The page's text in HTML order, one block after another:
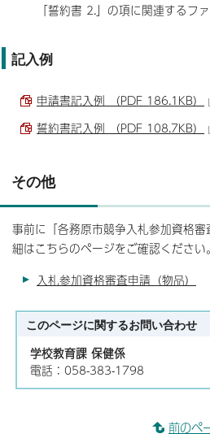
「誓約書 2.」の項に関連するファ
記入例
申請書記入例 （PDF 186.1KB）
誓約書記入例 （PDF 108.7KB）
その他
事前に「各務原市競争入札参加資格
細はこちらのページをご確認ください。
入札参加資格審査申請（物品）
このページに関するお問い合わせ
学校教育課 保健係
電話：058-383-1798
前のペ